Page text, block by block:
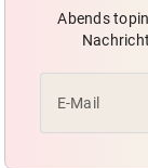
Abends
E-Mail